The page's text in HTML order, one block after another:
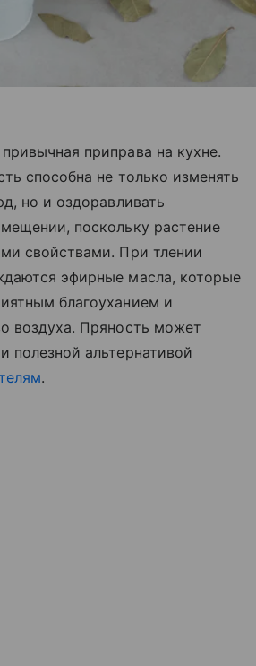
приправа на кухне.
способна не только изменять
но и оздоравливать
поскольку растение
свойствами. При тлении
эфирные масла, которые
благоуханием и
воздуха. Пряность может
полезной альтернативой
.